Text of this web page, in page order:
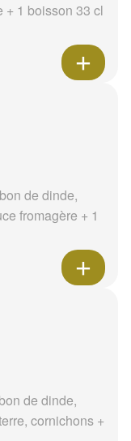
+ 1 boisson 33 cl
de dinde,
fromagère + 1
de dinde,
cornichons +